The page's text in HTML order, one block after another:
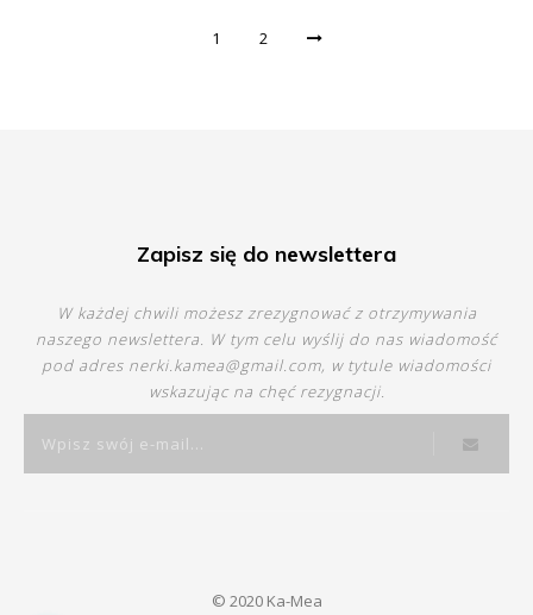
1 2
Zapisz się do newslettera
W każdej chwili możesz zrezygnować z otrzymywania
naszego newslettera. W tym celu wyślij do nas wiadomość
pod adres nerki.kamea@gmail.com, w tytule wiadomości
wskazując na chęć rezygnacji.
© 2020 Ka-Mea